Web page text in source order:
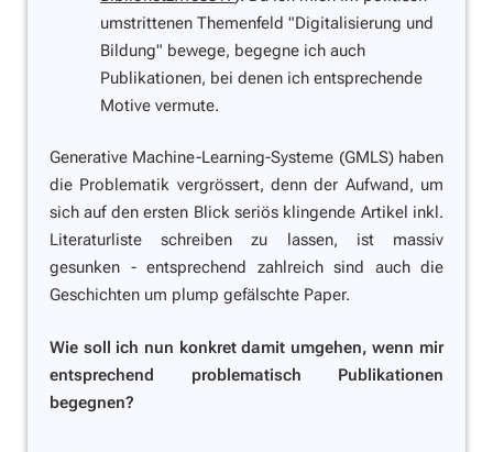
umstrittenen Themenfeld "Digitalisierung und
Bildung" bewege, begegne ich auch
Publikationen, bei denen ich entsprechende
Motive vermute.
Generative Machine-Learning-Systeme (GMLS) haben
die Problematik vergrössert, denn der Aufwand, um
sich auf den ersten Blick seriös klingende Artikel inkl.
Literaturliste schreiben zu lassen, ist massiv
gesunken - entsprechend zahlreich sind auch die
Geschichten um plump gefälschte Paper.
Wie soll ich nun konkret damit umgehen, wenn mir
entsprechend problematisch Publikationen
begegnen?